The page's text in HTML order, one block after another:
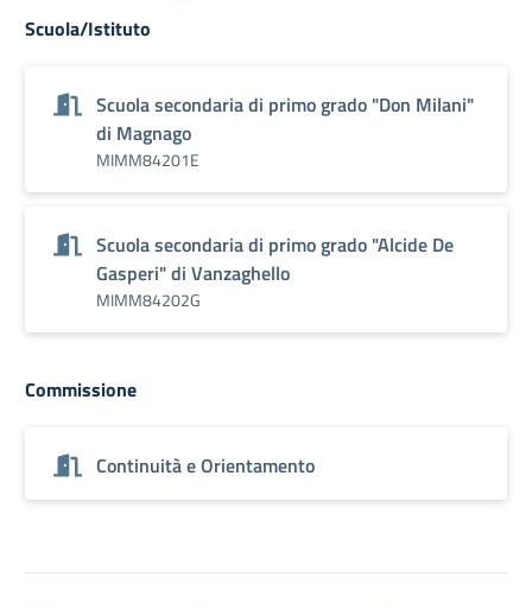
Scuola/Istituto
Scuola secondaria di primo grado "Don Milani"
di Magnago
MIMM84201E
Scuola secondaria di primo grado "Alcide De
Gasperi" di Vanzaghello
MIMM84202G
Commissione
Continuità e Orientamento